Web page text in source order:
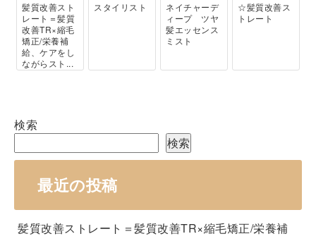
髪質改善スト
レート＝髪質
改善TR×縮毛
矯正/栄養補
給、ケアをし
ながらスト...
スタイリスト
ネイチャーデ
ィープ ツヤ
髪エッセンス
ミスト
☆髪質改善ス
トレート
検索
検索
最近の投稿
髪質改善ストレート＝髪質改善TR×縮毛矯正/栄養補